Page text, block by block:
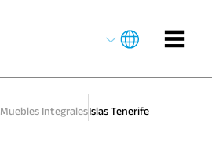
Muebles IntegralesIslas Tenerife